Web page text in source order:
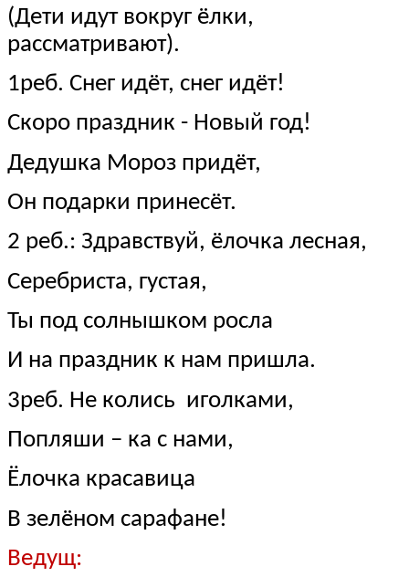
(Дети идут вокруг ёлки,
расcматривают).
1реб. Снег идёт, снег идёт!
Скоро праздник - Новый год!
Дедушка Мороз придёт,
Он подарки принесёт.
2 реб.: Здравствуй, ёлочка лесная,
Серебриста, густая,
Ты под солнышком росла
И на праздник к нам пришла.
3реб. Не колись иголками,
Попляши – ка с нами,
Ёлочка красавица
В зелёном сарафане!
Ведущ: